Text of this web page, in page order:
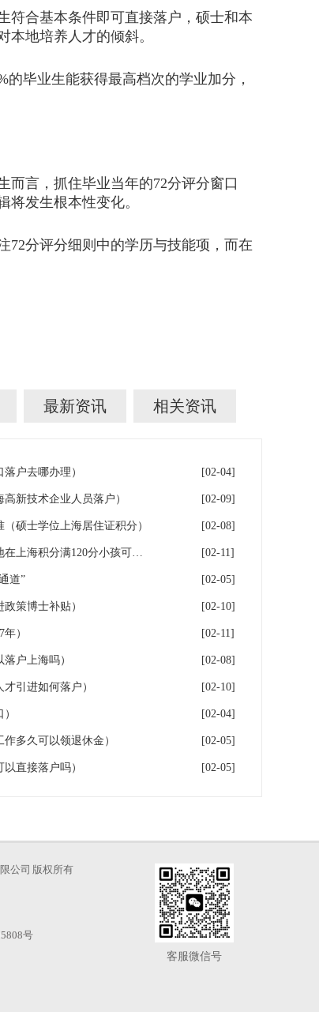
合基本条件即可直接落户，硕士和本
地培养人才的倾斜。
毕业生能获得最高档次的学业加分，
言，抓住毕业当年的72分评分窗口
发生根本性变化。
分评分细则中的学历与技能项，而在
最新资讯 相关资讯
户去哪办理） [02-04]
新技术企业人员落户） [02-09]
硕士学位上海居住证积分） [02-08]
落户上海：一分绊倒多少外地生（外地在上海积分满120分小孩可以考上海大学吗） [02-11]
道” [02-05]
策博士补贴） [02-10]
） [02-11]
户上海吗） [02-08]
引进如何落户） [02-10]
[02-04]
多久可以领退休金） [02-05]
直接落户吗） [02-05]
公司 版权所有
号
客服微信号